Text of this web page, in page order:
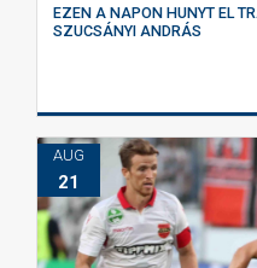
EZEN A NAPON HUNYT EL
SZUCSÁNYI ANDRÁS
AUG
21